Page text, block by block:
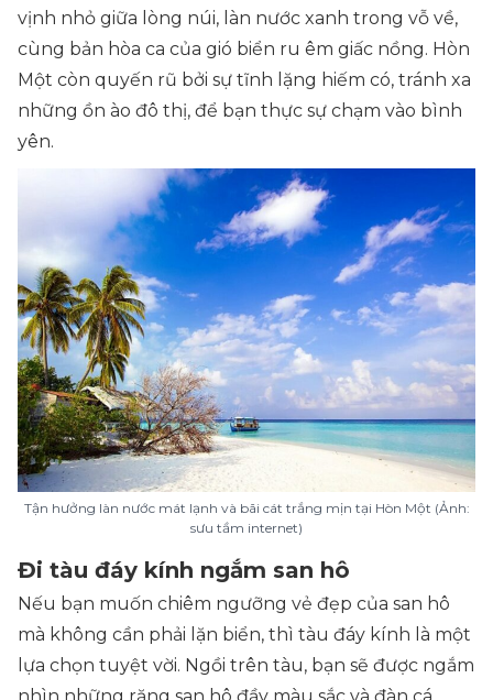
vịnh nhỏ giữa lòng núi, làn nước xanh trong vỗ về,
cùng bản hòa ca của gió biển ru êm giấc nồng. Hòn
Một còn quyến rũ bởi sự tĩnh lặng hiếm có, tránh xa
những ồn ào đô thị, để bạn thực sự chạm vào bình
yên.
Tận hưởng làn nước mát lạnh và bãi cát trắng mịn tại Hòn Một (Ảnh:
sưu tầm internet)
Đi tàu đáy kính ngắm san hô
Nếu bạn muốn chiêm ngưỡng vẻ đẹp của san hô
mà không cần phải lặn biển, thì tàu đáy kính là một
lựa chọn tuyệt vời. Ngồi trên tàu, bạn sẽ được ngắm